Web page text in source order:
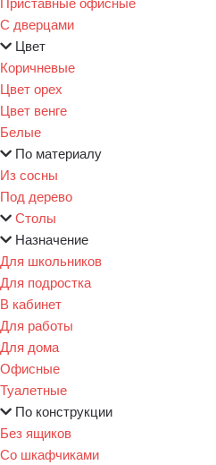
С дверцами
Цвет
Коричневые
Цвет орех
Цвет венге
Белые
По материалу
Из сосны
Под дерево
Столы
Назначение
Для школьников
Для подростка
В кабинет
Для работы
Для дома
Офисные
Туалетные
По конструкции
Без ящиков
Со шкафчиками